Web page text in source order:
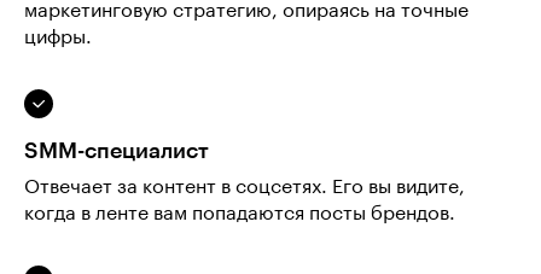
маркетинговую стратегию, опираясь на точные
цифры.
SMM-специалист
Отвечает за контент в соцсетях. Его вы видите,
когда в ленте вам попадаются посты брендов.